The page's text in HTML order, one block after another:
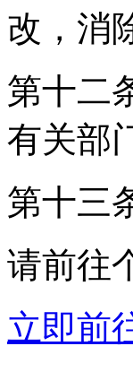
改，消
第十二
有关部
第十三
请前往
立即前